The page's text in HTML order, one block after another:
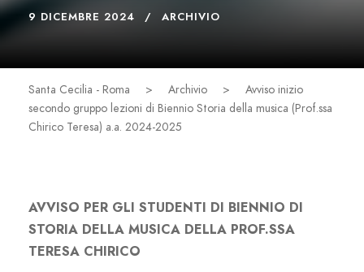
9 DICEMBRE 2024 ARCHIVIO
Santa Cecilia - Roma > Archivio >
Avviso inizio
secondo gruppo lezioni di Biennio Storia della musica (Prof.ssa
Chirico Teresa) a.a. 2024-2025
AVVISO PER GLI STUDENTI DI BIENNIO DI
STORIA DELLA MUSICA DELLA PROF.SSA
TERESA CHIRICO